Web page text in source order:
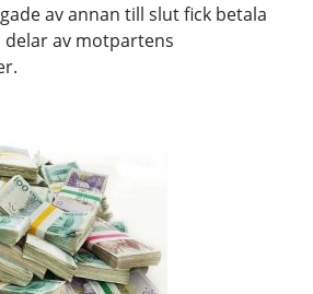
av annan till slut fick betala
av motpartens